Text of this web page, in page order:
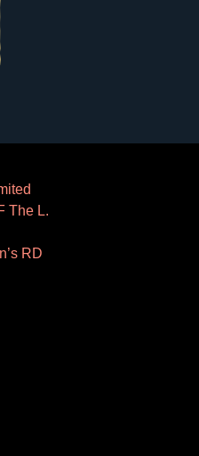
The L.
RD